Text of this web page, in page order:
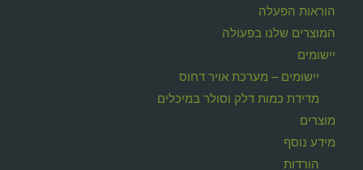
הוראות הפעלה
המוצרים שלנו בפעולה
יישומים
יישומים – מערכת אויר דחוס
מדידת כמות דלק וסולר במיכלים
מוצרים
מידע נוסף
הורדות